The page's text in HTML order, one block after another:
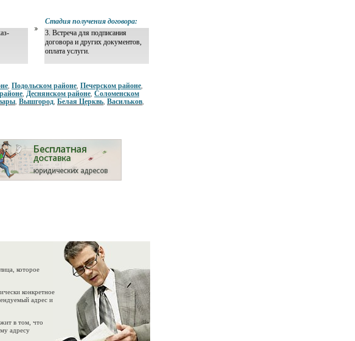
Стадия получения договора:
3. Встреча для подписания
договора и других документов,
оплата услуги.
Подольском районе Печерском районе
Деснянском районе Соломенском
Вышгород Белая Церквь Васильков
которое
конкретное
адрес и
в том, что
адресу